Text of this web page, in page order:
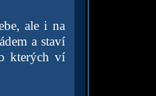
ale i na
a staví
kterých ví